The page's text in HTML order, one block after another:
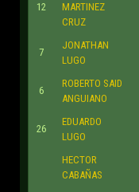
12
MARTINEZ
CRUZ
7
JONATHAN
LUGO
6
ROBERTO SAID
ANGUIANO
26
EDUARDO
LUGO
HECTOR
CABAÑAS